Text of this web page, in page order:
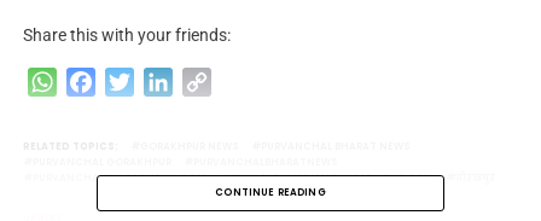
Share this with your friends:
WhatsApp
Facebook
TwitterLinkedIn
PURVANCHALBHARATNEWS.COM
WWW.PURVANCHALBHARATNEWS.COM
CONTINUE READING